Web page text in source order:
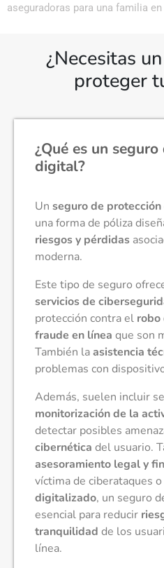
aseguradoras para una familia
¿Necesitas
proteger
¿Qué es un
digital?
Un seguro de
una forma de póliza
riesgos y pérdidas
moderna.
Este tipo de seguro
servicios de
protección contra el robo
fraude en línea que son
También laasistencia
problemas con
Además, suelen incluir
monitorización de la
detectar posibles
cibernética del usuario.
asesoramiento legal y
víctima de ciberataques
digitalizado, un seguro
esencial para reducir
tranquilidad de los
línea.